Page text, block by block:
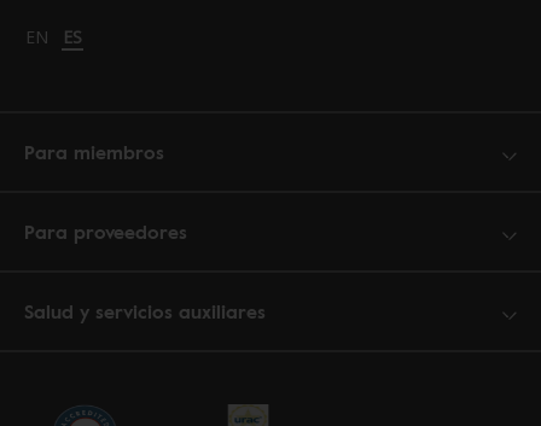
Change language to English
EN Cambiar idioma a español
ES
Para miembros
Para proveedores
Salud y servicios auxiliares